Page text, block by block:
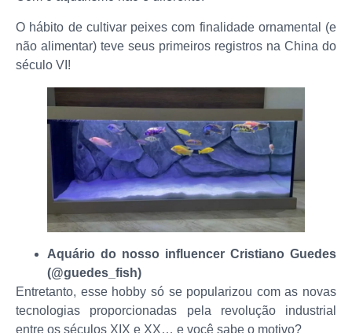
O hábito de cultivar peixes com finalidade ornamental (e
não alimentar) teve seus primeiros registros na China do
século VI!
Aquário do nosso influencer Cristiano Guedes
(@guedes_fish)
Entretanto, esse hobby só se popularizou com as novas
tecnologias proporcionadas pela revolução industrial
entre os séculos XIX e XX… e você sabe o motivo?